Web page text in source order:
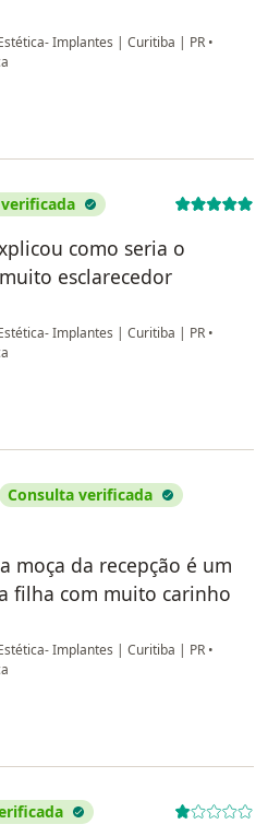
Implantes | Curitiba | PR •
como seria o
esclarecedor
Implantes | Curitiba | PR •
Consulta verificada
moça da recepção é um
filha com muito carinho
Implantes | Curitiba | PR •
Bonanato